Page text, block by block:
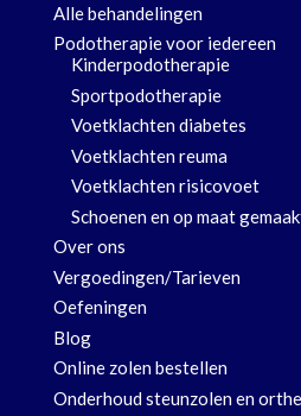
Alle behandelingen
Podotherapie voor iedereen
Kinderpodotherapie
Sportpodotherapie
Voetklachten diabetes
Voetklachten reuma
Voetklachten risicovoet
Schoenen en op maat
Over ons
Vergoedingen/Tarieven
Oefeningen
Blog
Online zolen bestellen
Onderhoud steunzolen en